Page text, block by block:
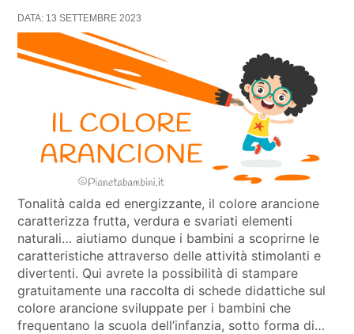
DATA: 13 SETTEMBRE 2023
Tonalità calda ed energizzante, il colore arancione
caratterizza frutta, verdura e svariati elementi
naturali… aiutiamo dunque i bambini a scoprirne le
caratteristiche attraverso delle attività stimolanti e
divertenti. Qui avrete la possibilità di stampare
gratuitamente una raccolta di schede didattiche sul
colore arancione sviluppate per i bambini che
frequentano la scuola dell’infanzia, sotto forma di…